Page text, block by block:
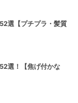
選【プチプラ・髪質
選！【焦げ付かな